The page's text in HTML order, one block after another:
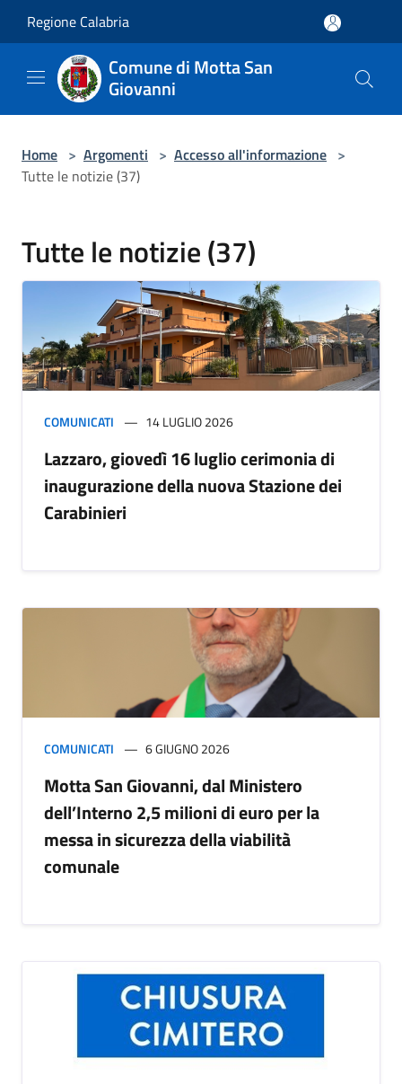
Regione Calabria
Comune di Motta San
Giovanni
Home > Argomenti > Accesso all'informazione >
Tutte le notizie (37)
Tutte le notizie (37)
COMUNICATI 14 LUGLIO 2026
Lazzaro, giovedì 16 luglio cerimonia di
inaugurazione della nuova Stazione dei
Carabinieri
COMUNICATI 6 GIUGNO 2026
Motta San Giovanni, dal Ministero
dell’Interno 2,5 milioni di euro per la
messa in sicurezza della viabilità
comunale